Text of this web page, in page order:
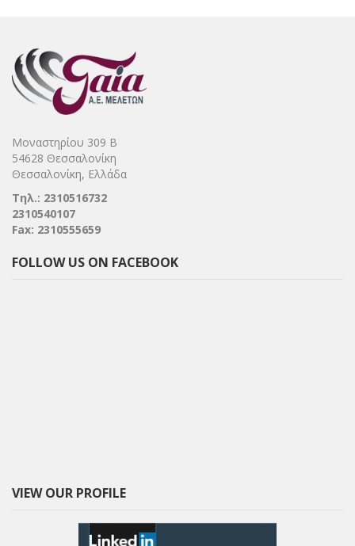
Μοναστηρίου 309 Β
54628 Θεσσαλονίκη
Θεσσαλονίκη, Ελλάδα
Τηλ.: 2310516732
2310540107
Fax: 2310555659
FOLLOW US ON FACEBOOK
VIEW OUR PROFILE